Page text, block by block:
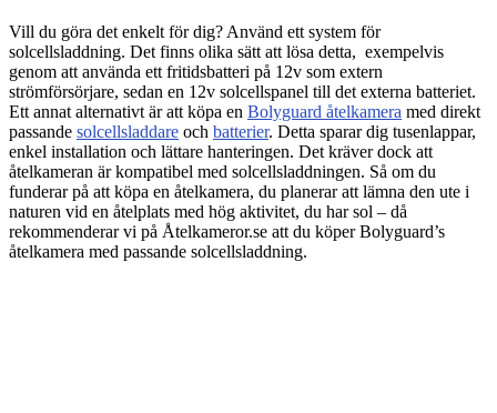
Vill du göra det enkelt för dig? Använd ett system för
solcellsladdning. Det finns olika sätt att lösa detta, exempelvis
genom att använda ett fritidsbatteri på 12v som extern
strömförsörjare, sedan en 12v solcellspanel till det externa batteriet.
Ett annat alternativt är att köpa en Bolyguard åtelkamera med direkt
passande solcellsladdare och batterier. Detta sparar dig tusenlappar,
enkel installation och lättare hanteringen. Det kräver dock att
åtelkameran är kompatibel med solcellsladdningen. Så om du
funderar på att köpa en åtelkamera, du planerar att lämna den ute i
naturen vid en åtelplats med hög aktivitet, du har sol – då
rekommenderar vi på Åtelkameror.se att du köper Bolyguard’s
åtelkamera med passande solcellsladdning.